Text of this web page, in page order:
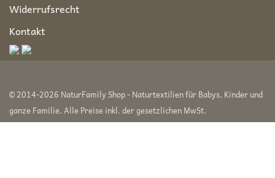
Widerrufsrecht
Kontakt
© 2014-2026 NaturFamily Shop - Naturtextilien für Babys, Kinder und
ganze Familie. Alle Preise inkl. der gesetzlichen MwSt.